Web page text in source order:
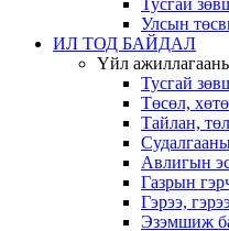
Тусгай
Улсын
ИЛ ТОД БАЙДАЛ
Үйл
Тусгай
Төсөл,
Тайлан,
Авлигын
Газрын
Гэрээ,
Эзэмшиж